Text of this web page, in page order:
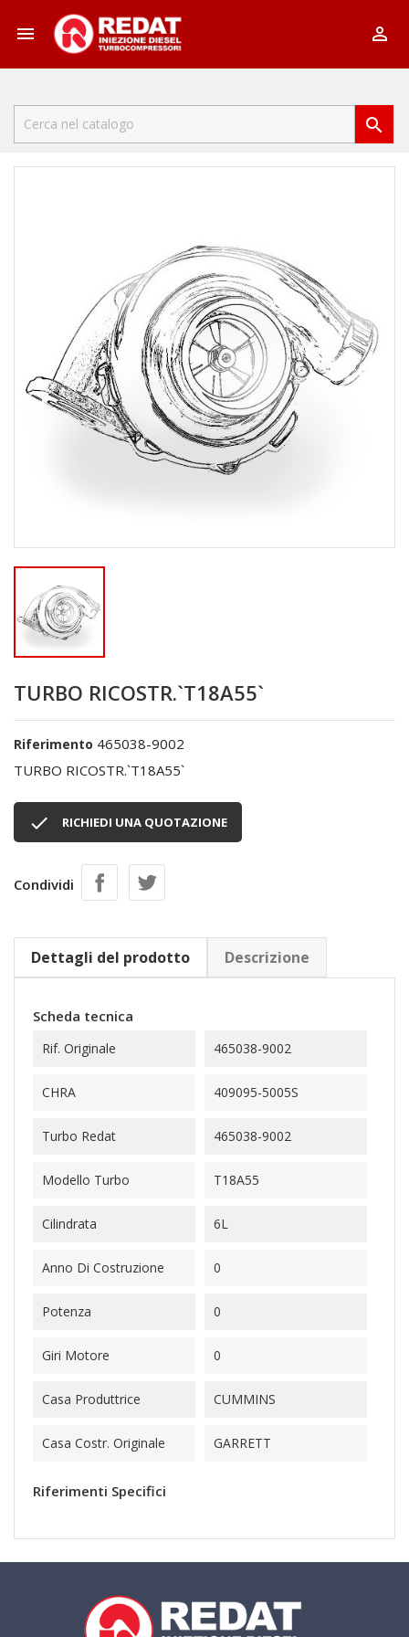
 

TURBO RICOSTR.`T18A55`
Riferimento 465038-9002
TURBO RICOSTR.`T18A55`
 RICHIEDI UNA QUOTAZIONE
Condividi
Dettagli del prodotto Descrizione
Scheda tecnica
Rif. Originale 465038-9002
CHRA 409095-5005S
Turbo Redat 465038-9002
Modello Turbo T18A55
Cilindrata 6L
Anno Di Costruzione 0
Potenza 0
Giri Motore 0
Casa Produttrice CUMMINS
Casa Costr. Originale GARRETT
Riferimenti Specifici